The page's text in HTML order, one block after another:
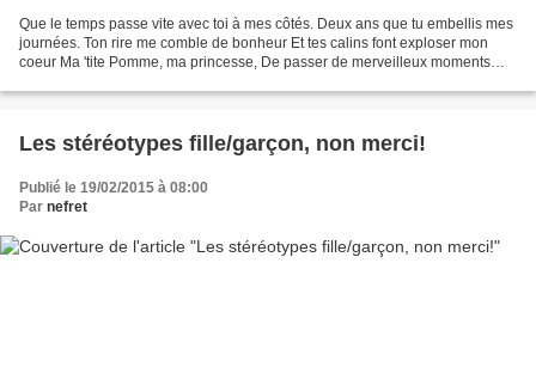
Que le temps passe vite avec toi à mes côtés. Deux ans que tu embellis mes
journées. Ton rire me comble de bonheur Et tes calins font exploser mon
coeur Ma 'tite Pomme, ma princesse, De passer de merveilleux moments
Les stéréotypes fille/garçon, non merci!
Publié le 19/02/2015 à 08:00
Par nefret